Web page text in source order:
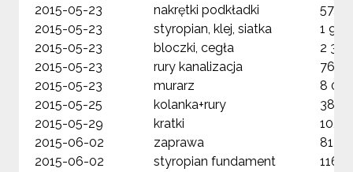
2015-05-23
nakrętki podkładki
57,00
2015-05-23
styropian, klej, siatka
1
2015-05-23
bloczki, cegła
2
2015-05-23
rury kanalizacja
2015-05-23
murarz
8
2015-05-25
kolanka+rury
2015-05-29
kratki
10,00
2015-06-02
zaprawa
81,00
2015-06-02
styropian fundament